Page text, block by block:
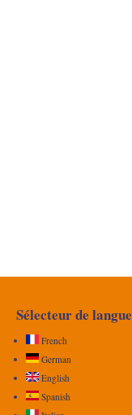
Sélecteur de langue
French
German
English
Spanish